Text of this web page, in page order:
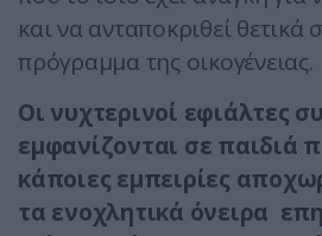
και να ανταποκριθεί θετικά
πρόγραμμα της οικογένειας.
Οι νυχτερινοί εφιάλτες
εμφανίζονται σε παιδιά
κάποιες εμπειρίες
τα ενοχλητικά όνειρα